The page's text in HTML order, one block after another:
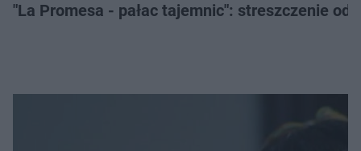
"La Promesa - pałac tajemnic": streszczenie